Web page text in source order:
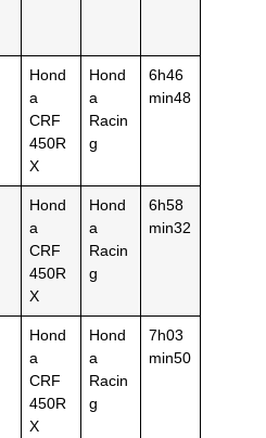
Hond
a
CRF
450R
X
Hond
a
Racin
g
6h46
min48
Hond
a
CRF
450R
X
Hond
a
Racin
g
6h58
min32
Hond
a
CRF
450R
X
Hond
a
Racin
g
7h03
min50